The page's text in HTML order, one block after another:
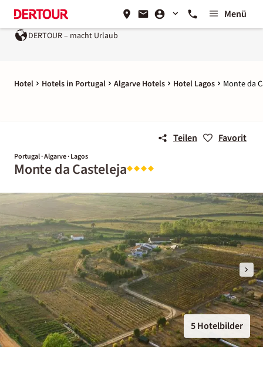
Menü
DERTOUR – macht Urlaub
Hotel Hotels in Portugal Algarve Hotels Hotel Lagos Monte da
Teilen Favorit
Portugal · Algarve · Lagos
Monte da Casteleja
5 Hotelbilder